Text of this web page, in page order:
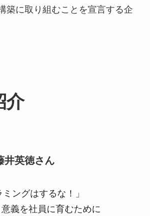
築に取り組むことを宣言する企
介
英徳さん
ングはするな！」
義を社員に育むために